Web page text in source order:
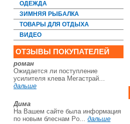
ОДЕЖДА
ЗИМНЯЯ РЫБАЛКА
ТОВАРЫ ДЛЯ ОТДЫХА
ВИДЕО
ОТЗЫВЫ ПОКУПАТЕЛЕЙ
роман
Ожидается ли поступление
усилителя клева Мегастрай...
дальше
Дима
На Вашем сайте была информация
по новым блеснам Po... дальше